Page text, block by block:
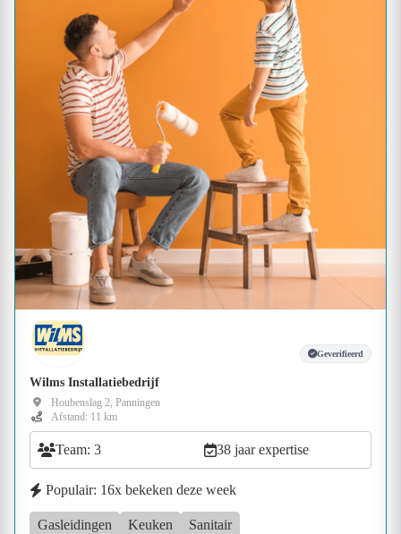
Geverifieerd
Wilms Installatiebedrijf
Houbenslag 2, Panningen
Afstand: 11 km
Team: 3 38 jaar expertise
Populair: 16x bekeken deze week
Gasleidingen Keuken Sanitair